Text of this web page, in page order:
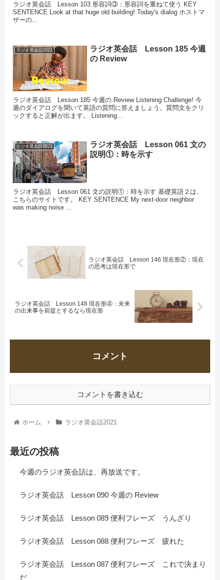
ラジオ英会話 Lesson 103 形容詞③：形容詞を重ねて使う KEY
SENTENCE Look at that huge old building! Today's dialog ホストマ
ザーの...
ラジオ英会話2021
ラジオ英会話 Lesson 185 今週
の Review
ラジオ英会話 Lesson 185 今週の Review Listening Challenge! 今
週のダイアログを聞いて英語の質問に答えましょう。質問文をクリ
ックすると正解が出ます。 Listening...
ラジオ英会話2021
ラジオ英会話 Lesson 061 文の
説明①：時を示す
ラジオ英会話 Lesson 061 文の説明①：時を示す 基礎英語２は、
こちらのサイトです。 KEY SENTENCE My next-door neighbor
was making noise ...
ラジオ英会話 Lesson 146 現在形②：現在
の思考は現在形で
ラジオ英会話 Lesson 148 現在形④：未来
の出来事を前提とするなら現在形
コメント
コメントを書き込む
ホーム ラジオ英会話2021
最近の投稿
今週のラジオ英会話は、再放送です。
ラジオ英会話 Lesson 090 今週の Review
ラジオ英会話 Lesson 089 便利フレーズ うんざり
ラジオ英会話 Lesson 088 便利フレーズ 疲れた
ラジオ英会話 Lesson 087 便利フレーズ これで決まり
だ